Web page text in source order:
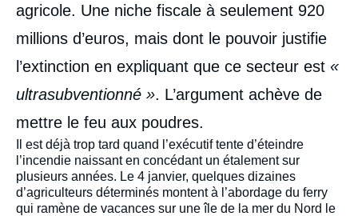
agricole. Une niche fiscale à seulement 920
millions d’euros, mais dont le pouvoir justifie
l’extinction en expliquant que ce secteur est «
ultrasubventionné ». L’argument achève de
mettre le feu aux poudres.
Il est déjà trop tard quand l’exécutif tente d’éteindre
l’incendie naissant en concédant un étalement sur
plusieurs années. Le 4 janvier, quelques dizaines
d’agriculteurs déterminés montent à l’abordage du ferry
qui ramène de vacances sur une île de la mer du Nord le